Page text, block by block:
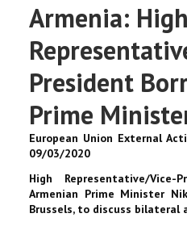
Armenia: High
President
Prime
European Union External
09/03/2020
High Representative/
Armenian Prime Minister
Brussels, to discuss bilateral